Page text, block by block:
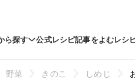
ら探す 公式レシピ記事をよむレシ
野菜 きのこ しめじ